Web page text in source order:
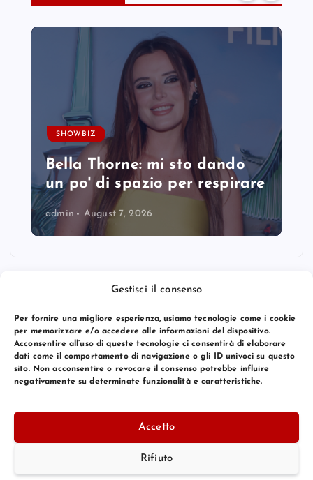
Gestisci il consenso
Per fornire una migliore esperienza, usiamo tecnologie come i cookie
per memorizzare e/o accedere alle informazioni del dispositivo.
Acconsentire all’uso di queste tecnologie ci consentirà di elaborare
dati come il comportamento di navigazione o gli ID univoci su questo
sito. Non acconsentire o revocare il consenso potrebbe influire
negativamente su determinate funzionalità e caratteristiche.
Accetto
Rifiuto
SHOWBIZ
Bella Thorne: mi sto dando
un po' di spazio per respirare
admin August 7, 2026